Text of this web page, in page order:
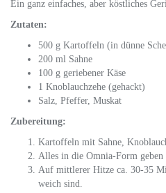
Ein ganz einfaches, aber köstliches
Zutaten:
500 g Kartoffeln (in dünne
200 ml Sahne
100 g geriebener Käse
1 Knoblauchzehe (gehackt)
Salz, Pfeffer, Muskat
Zubereitung:
Kartoffeln mit Sahne,
Alles in die Omnia-Form geben
Auf mittlerer Hitze ca. 30-35
weich sind.